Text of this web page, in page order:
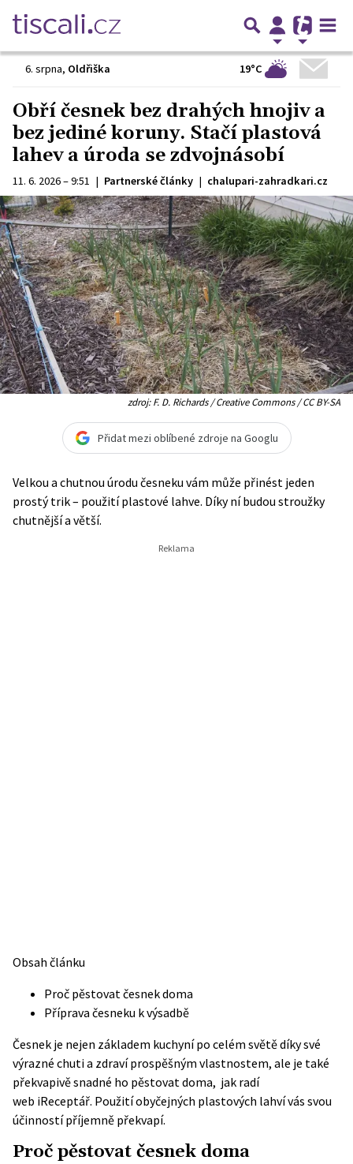
6. srpna, Oldřiška 19°C
Obří česnek bez drahých hnojiv a
bez jediné koruny. Stačí plastová
lahev a úroda se zdvojnásobí
11. 6. 2026 – 9:51 | Partnerské články | chalupari-zahradkari.cz
zdroj: F. D. Richards / Creative Commons / CC BY-SA
Přidat mezi oblíbené zdroje na Googlu
Velkou a chutnou úrodu česneku vám může přinést jeden
prostý trik – použití plastové lahve. Díky ní budou stroužky
chutnější a větší.
Obsah článku
Proč pěstovat česnek doma
Příprava česneku k výsadbě
Česnek je nejen základem kuchyní po celém světě díky své
výrazné chuti a zdraví prospěšným vlastnostem, ale je také
překvapivě snadné ho pěstovat doma, jak radí
web iReceptář. Použití obyčejných plastových lahví vás svou
účinností příjemně překvapí.
Proč pěstovat česnek doma